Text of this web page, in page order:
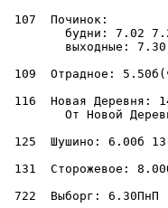
107  Починок:
будни: 7.02
выходные:
109  Отрадное:
116  Новая Деревня:
От Новой
125  Шушино: 6.00б
131  Сторожевое:
722  Выборг: 6.30ПнП